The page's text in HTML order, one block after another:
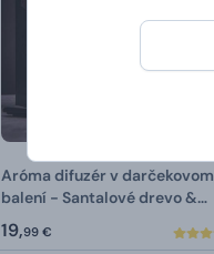
Aróma difuzér v darčekovom
balení - Santalové drevo &
Vanilka 150 ml
19,99 €